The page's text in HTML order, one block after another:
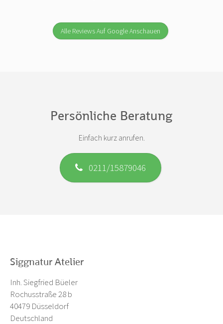
Alle Reviews Auf Google Anschauen
Persönliche Beratung
Einfach kurz anrufen.
0211/15879046
Siggnatur Atelier
Inh. Siegfried Büeler
Rochusstraße 28 b
40479 Düsseldorf
Deutschland